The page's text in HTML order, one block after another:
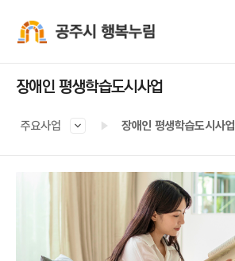
장애인 평생학습도시사업
주요사업 장애인 평생학습도시사업